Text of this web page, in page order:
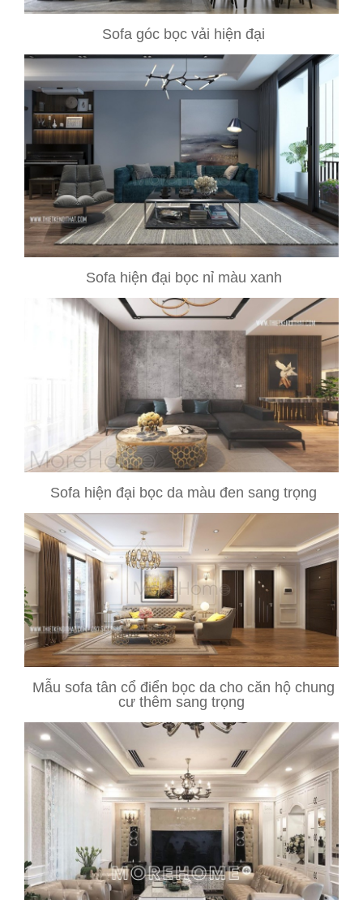
Sofa góc bọc vải hiện đại
Sofa hiện đại bọc nỉ màu xanh
Sofa hiện đại bọc da màu đen sang trọng
Mẫu sofa tân cổ điển bọc da cho căn hộ chung
cư thêm sang trọng